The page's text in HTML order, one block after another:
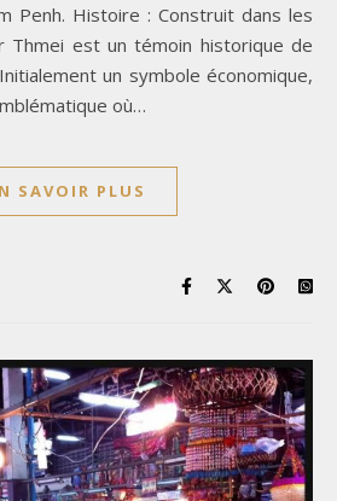
Penh. Histoire : Construit dans les
Thmei est un témoin historique de
un symbole économique,
où…
SAVOIR PLUS